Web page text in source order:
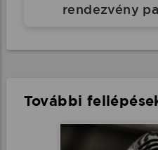
rendezvény
További